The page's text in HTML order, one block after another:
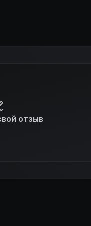
отзыв